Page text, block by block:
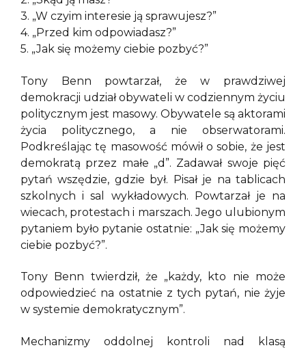
3. „W czyim interesie ją sprawujesz?”
4. „Przed kim odpowiadasz?”
5. „Jak się możemy ciebie pozbyć?”
Tony Benn powtarzał, że w prawdziwej
demokracji udział obywateli w codziennym życiu
politycznym jest masowy. Obywatele są aktorami
życia politycznego, a nie obserwatorami.
Podkreślając tę masowość mówił o sobie, że jest
demokratą przez małe „d”. Zadawał swoje pięć
pytań wszędzie, gdzie był. Pisał je na tablicach
szkolnych i sal wykładowych. Powtarzał je na
wiecach, protestach i marszach. Jego ulubionym
pytaniem było pytanie ostatnie: „Jak się możemy
ciebie pozbyć?”.
Tony Benn twierdził, że „każdy, kto nie może
odpowiedzieć na ostatnie z tych pytań, nie żyje
w systemie demokratycznym”.
Mechanizmy oddolnej kontroli nad klasą